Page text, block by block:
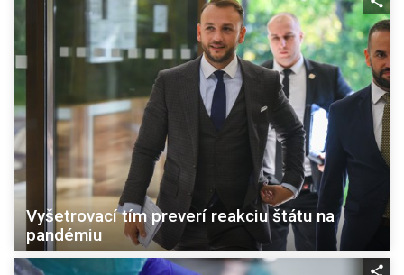
Vyšetrovací tím preverí reakciu štátu na
pandémiu